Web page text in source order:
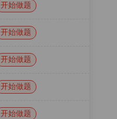
开始做题
开始做题
开始做题
开始做题
开始做题